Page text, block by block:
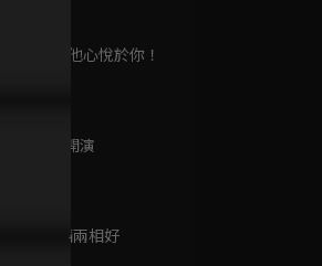
第8集 他說 他心悅於你！
第9集 牢中開演
第10集 戲精兩相好
韶華若錦